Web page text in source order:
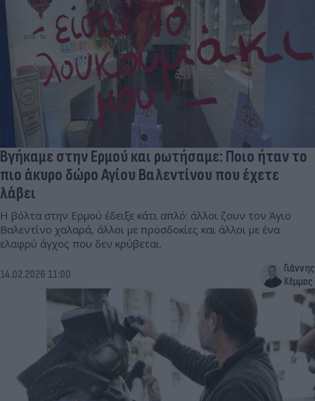
Βγήκαμε στην Ερμού και ρωτήσαμε: Ποιο ήταν το
πιο άκυρο δώρο Αγίου Βαλεντίνου που έχετε
λάβει
Η βόλτα στην Ερμού έδειξε κάτι απλό: άλλοι ζουν τον Άγιο
Βαλεντίνο χαλαρά, άλλοι με προσδοκίες και άλλοι με ένα
ελαφρύ άγχος που δεν κρύβεται.
14.02.2026 11:00
Γιάννης
Κέμμος